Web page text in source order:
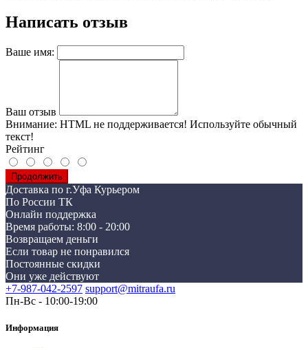
Написать отзыв
Ваше имя:
Ваш отзыв
Внимание: HTML не поддерживается! Используйте обычный
текст!
Рейтинг
Продолжить
Доставка по г.Уфа Курьером
По России ТК
Онлайн поддержка
Время работы: 8:00 - 20:00
Возвращаем деньги
Если товар не понравился
Постоянные скидки
Они уже действуют
+7-987-042-2597 support@mitraufa.ru
Пн-Вс - 10:00-19:00
Информация